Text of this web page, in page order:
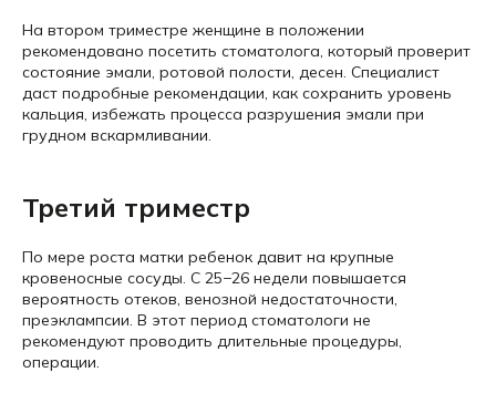
На втором триместре женщине в положении
рекомендовано посетить стоматолога, который проверит
состояние эмали, ротовой полости, десен. Специалист
даст подробные рекомендации, как сохранить уровень
кальция, избежать процесса разрушения эмали при
грудном вскармливании.
Третий триместр
По мере роста матки ребенок давит на крупные
кровеносные сосуды. С 25−26 недели повышается
вероятность отеков, венозной недостаточности,
преэклампсии. В этот период стоматологи не
рекомендуют проводить длительные процедуры,
операции.